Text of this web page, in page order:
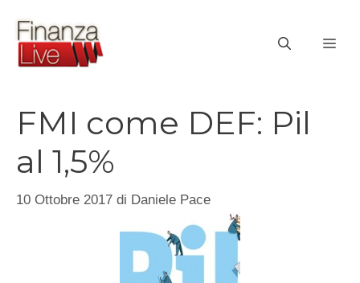
contenuto
FMI come DEF: Pil
al 1,5%
10 Ottobre 2017 di Daniele Pace